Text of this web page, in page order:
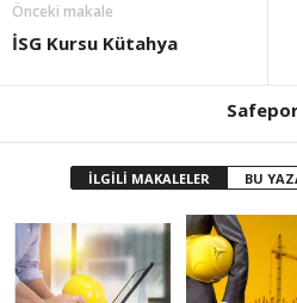
Önceki makale
İSG Kursu Kütahya
İLGİLİ MAKALELER BU